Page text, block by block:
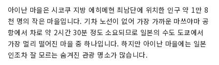
아이난 마을은 시코쿠 지방 에히메현 최남단에 위치한 인구 약 1만 8
천 명의 작은 마을입니다. 기차 노선이 없어 가장 가까운 마쓰야마 공
항에서 차로 약 2시간 30분 정도 소요되므로 일본의 수도 도쿄에서
가장 멀리 떨어진 마을 중 하나입니다. 하지만 아이난 마을에는 일본
인조차 잘 모르는 숨겨진 관광 명소가 많습니다.